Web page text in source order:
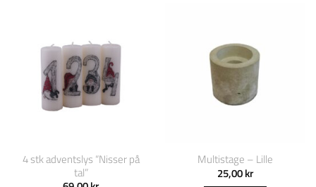
4 stk adventslys “Nisser på
tal”
Multistage – Lille
25,00kr